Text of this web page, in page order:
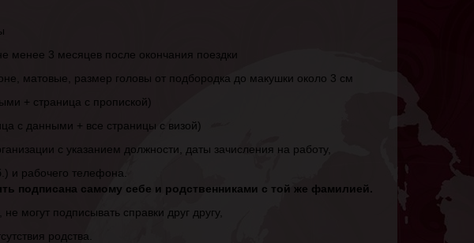
менее 3 месяцев после окончания поездки
матовые, размер головы от подбородка до макушки около 3 см
+ страница с пропиской)
с данными + все страницы с визой)
с указанием должности, даты зачисления на работу,
и рабочего телефона.
подписана самому себе и родственниками с той же фамилией.
могут подписывать справки друг другу,
родства.